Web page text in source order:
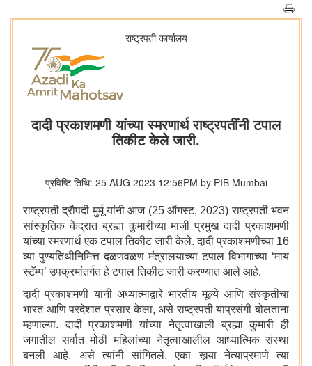
राष्ट्रपती कार्यालय
दादी प्रकाशमणी यांच्या स्मरणार्थ राष्ट्रपतींनी टपाल
तिकीट केले जारी.
प्रविष्टि तिथि: 25 AUG 2023 12:56PM by PIB Mumbai
राष्ट्रपती द्रौपदी मुर्मू यांनी आज (25 ऑगस्ट, 2023) राष्ट्रपती भवन
सांस्कृतिक केंद्रात ब्रह्मा कुमारींच्या माजी प्रमुख दादी प्रकाशमणी
यांच्या स्मरणार्थ एक टपाल तिकीट जारी केले. दादी प्रकाशमणीच्या 16
व्या पुण्यतिथीनिमित्त दळणवळण मंत्रालयाच्या टपाल विभागाच्या ‘माय
स्टॅम्प’ उपक्रमांतर्गत हे टपाल तिकीट जारी करण्यात आले आहे.
दादी प्रकाशमणी यांनी अध्यात्माद्वारे भारतीय मूल्ये आणि संस्कृतीचा
भारत आणि परदेशात प्रसार केला, असे राष्ट्रपती याप्रसंगी बोलताना
म्हणाल्या. दादी प्रकाशमणी यांच्या नेतृत्वाखाली ब्रह्मा कुमारी ही
जगातील सर्वात मोठी महिलांच्या नेतृत्वाखालील आध्यात्मिक संस्था
बनली आहे, असे त्यांनी सांगितले. एका खर्‍या नेत्याप्रमाणे त्या